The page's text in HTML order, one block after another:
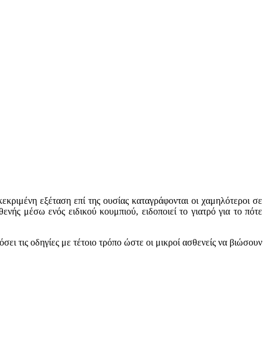
εξέταση επί της ουσίας καταγράφονται οι χαμηλότεροι σε
μέσω ενός ειδικού κουμπιού, ειδοποιεί το γιατρό για το πότε
τις οδηγίες με τέτοιο τρόπο ώστε οι μικροί ασθενείς να βιώσουν